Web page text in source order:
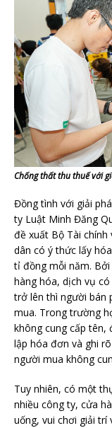
Chống thất thu thuế với
Đồng tình với giải
ty Luật Minh Đăng
đề xuất Bộ Tài chính
dân có ý thức lấy
tỉ đồng mỗi năm.
hàng hóa, dịch vụ
trở lên thì người bán
mua. Trong trường
không cung cấp tên,
lập hóa đơn và ghi
người mua không
Tuy nhiên, có một
nhiều công ty, cửa
uống, vui chơi giải